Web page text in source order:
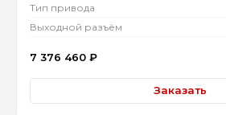
Тип привода
Выходной разъём
7 376 460 ₽
Заказать